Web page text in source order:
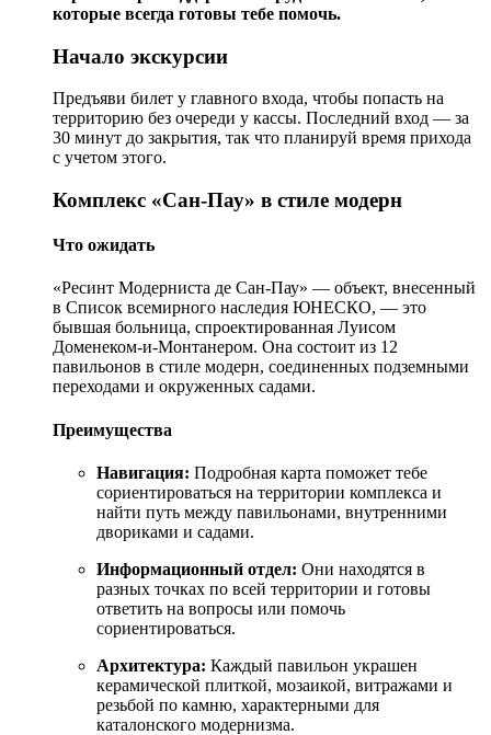
которые всегда готовы тебе помочь.
Начало экскурсии
Предъяви билет у главного входа, чтобы попасть на
территорию без очереди у кассы. Последний вход — за
30 минут до закрытия, так что планируй время прихода
с учетом этого.
Комплекс «Сан-Пау» в стиле модерн
Что ожидать
«Ресинт Модерниста де Сан-Пау» — объект, внесенный
в Список всемирного наследия ЮНЕСКО, — это
бывшая больница, спроектированная Луисом
Доменеком-и-Монтанером. Она состоит из 12
павильонов в стиле модерн, соединенных подземными
переходами и окруженных садами.
Преимущества
Навигация: Подробная карта поможет тебе
сориентироваться на территории комплекса и
найти путь между павильонами, внутренними
двориками и садами.
Информационный отдел: Они находятся в
разных точках по всей территории и готовы
ответить на вопросы или помочь
сориентироваться.
Архитектура: Каждый павильон украшен
керамической плиткой, мозаикой, витражами и
резьбой по камню, характерными для
каталонского модернизма.